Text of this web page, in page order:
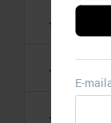
Jackery
Jaybird
JBL